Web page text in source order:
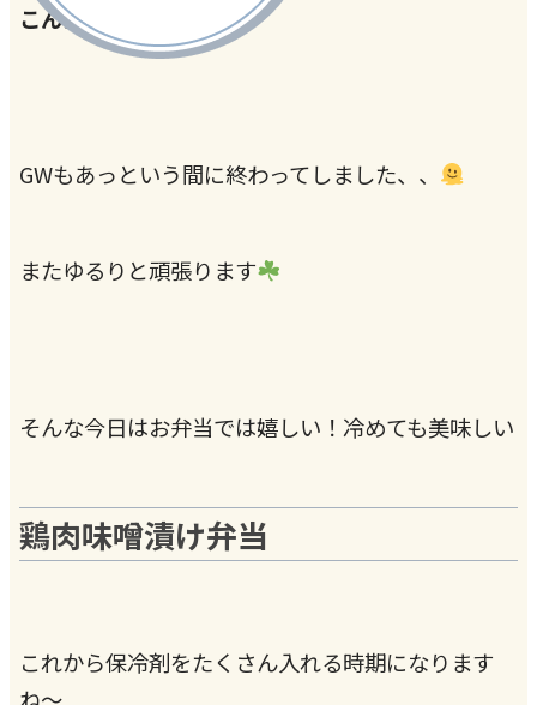
こんにちは♪
GWもあっという間に終わってしました、、
またゆるりと頑張ります
そんな今日はお弁当では嬉しい！冷めても美味しい
鶏肉味噌漬け弁当
これから保冷剤をたくさん入れる時期になります